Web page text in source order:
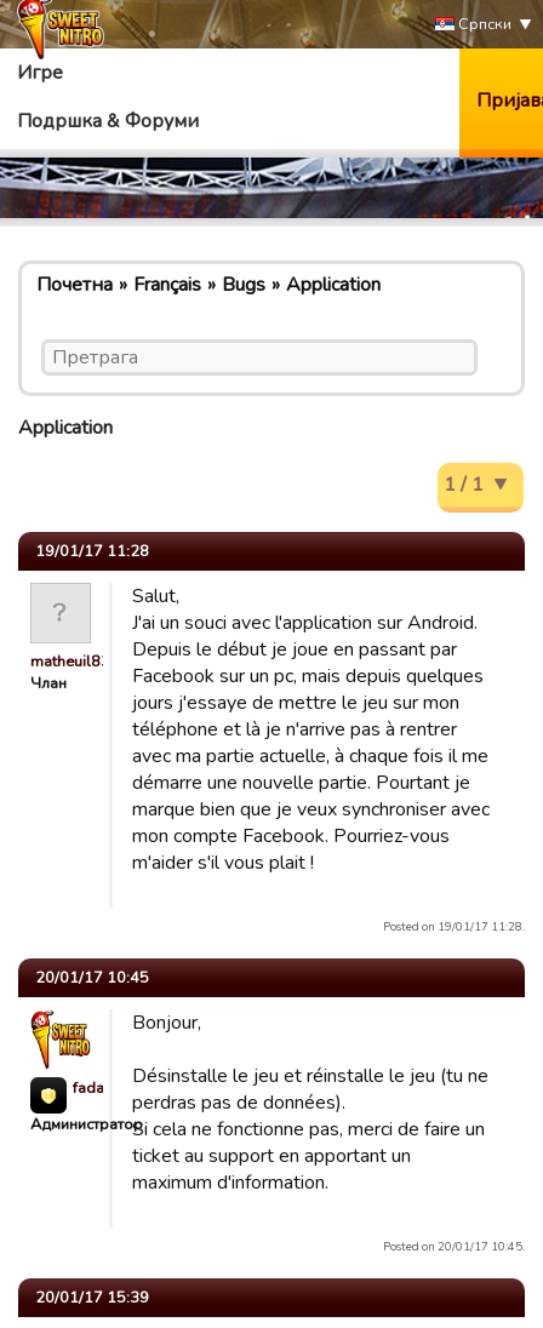
Српски
Игре
Подршка & Форуми
Почетна Français Bugs Application
Application
1 / 1
19/01/17 11:28
matheuil83
Члан
Salut,
J'ai un souci avec l'application sur Android.
Depuis le début je joue en passant par
Facebook sur un pc, mais depuis quelques
jours j'essaye de mettre le jeu sur mon
téléphone et là je n'arrive pas à rentrer
avec ma partie actuelle, à chaque fois il me
démarre une nouvelle partie. Pourtant je
marque bien que je veux synchroniser avec
mon compte Facebook. Pourriez-vous
m'aider s'il vous plait !
Posted on 19/01/17 11:28.
20/01/17 10:45
fada623
Администратор
Bonjour,
Désinstalle le jeu et réinstalle le jeu (tu ne
perdras pas de données).
Si cela ne fonctionne pas, merci de faire un
ticket au support en apportant un
maximum d'information.
Posted on 20/01/17 10:45.
20/01/17 15:39